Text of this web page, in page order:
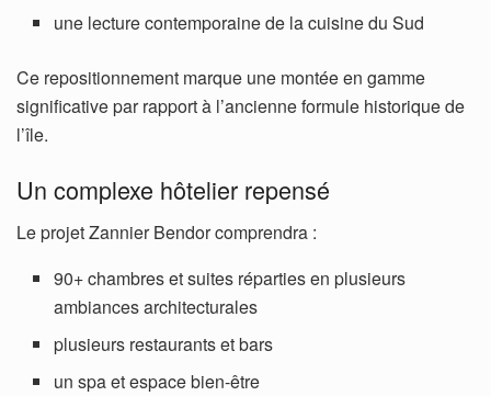
une lecture contemporaine de la cuisine du Sud
Ce repositionnement marque une montée en gamme
significative par rapport à l’ancienne formule historique de
l’île.
Un complexe hôtelier repensé
Le projet Zannier Bendor comprendra :
90+ chambres et suites réparties en plusieurs
ambiances architecturales
plusieurs restaurants et bars
un spa et espace bien-être